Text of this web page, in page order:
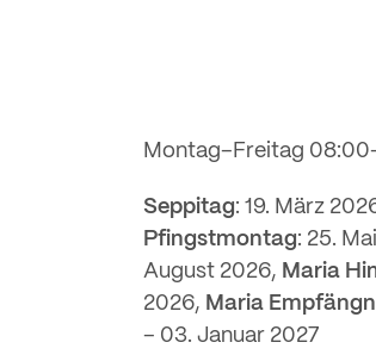
Montag–Freitag
Seppitag: 19. März
Pfingstmontag: 25.
August 2026, Maria
2026, Maria
– 03. Januar 2027